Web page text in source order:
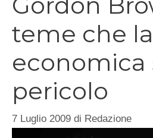
teme che
economica
pericolo
7 Luglio 2009 di Redazione